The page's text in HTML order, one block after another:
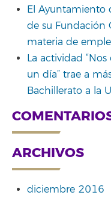
El Ayuntamiento
de su Fundación
materia de
La actividad
un día” trae a
Bachillerato a la
ARCHIVOS
diciembre 2016